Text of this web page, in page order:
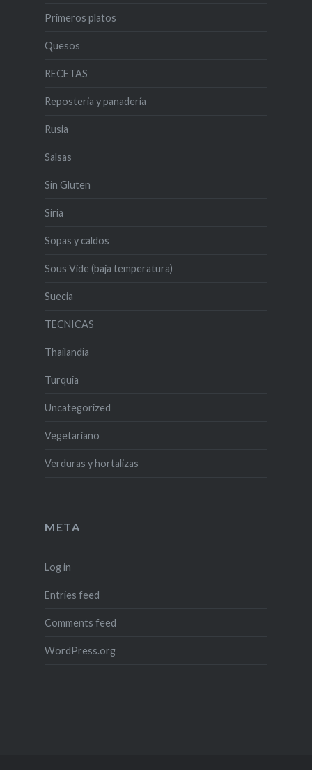
Primeros platos
Quesos
RECETAS
Reposteria y panadería
Rusia
Salsas
Sin Gluten
Siria
Sopas y caldos
Sous Vide (baja temperatura)
Suecia
TECNICAS
Thailandia
Turquia
Uncategorized
Vegetariano
Verduras y hortalizas
META
Log in
Entries feed
Comments feed
WordPress.org